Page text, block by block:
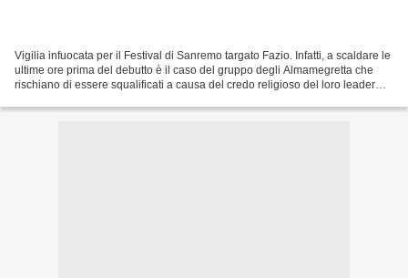
Vigilia infuocata per il Festival di Sanremo targato Fazio. Infatti, a scaldare le
ultime ore prima del debutto è il caso del gruppo degli Almamegretta che
rischiano di essere squalificati a causa del credo religioso del loro leader